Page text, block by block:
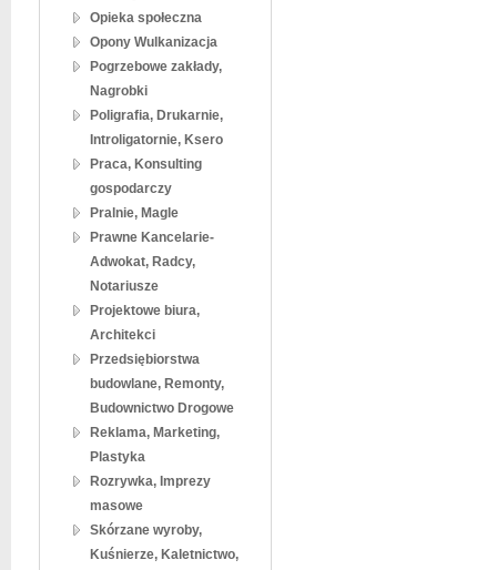
Opieka społeczna
Opony Wulkanizacja
Pogrzebowe zakłady,
Nagrobki
Poligrafia, Drukarnie,
Introligatornie, Ksero
Praca, Konsulting
gospodarczy
Pralnie, Magle
Prawne Kancelarie-
Adwokat, Radcy,
Notariusze
Projektowe biura,
Architekci
Przedsiębiorstwa
budowlane, Remonty,
Budownictwo Drogowe
Reklama, Marketing,
Plastyka
Rozrywka, Imprezy
masowe
Skórzane wyroby,
Kuśnierze, Kaletnictwo,